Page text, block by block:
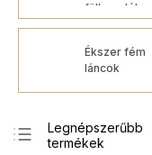
fülbevalók
Ékszer fém
láncok
Legnépszerűbb
termékek